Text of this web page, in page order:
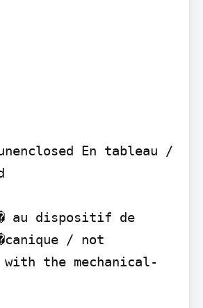
En tableau /
au dispositif de
/ not
with the mechanical-